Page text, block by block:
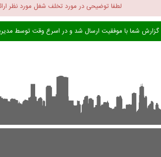
لطفا توضیحی در مورد تخلف شغل مورد نظر
گزارش شما با موفقیت ارسال شد و در اسرع وقت توسط